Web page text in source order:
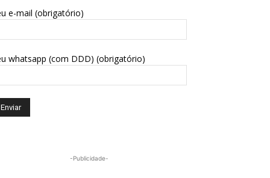
e-mail (obrigatório)
whatsapp (com DDD) (obrigatório)
-Publicidade-